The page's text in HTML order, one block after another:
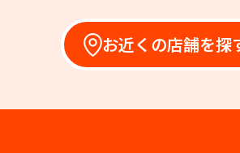
お近くの店舗を探